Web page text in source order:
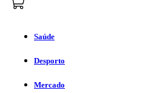
Saúde
Desporto
Mercado